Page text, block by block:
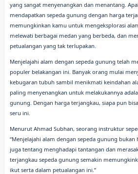
yang sangat menyenangkan dan menantang.
mendapatkan sepeda gunung dengan harga
memungkinkan kamu untuk mengeksplorasi
melewati berbagai medan yang berbeda, dan
petualangan yang tak terlupakan.
Menjelajahi alam dengan sepeda gunung telah
populer belakangan ini. Banyak orang mulai
kebugaran tubuh sambil menikmati keindahan
paling menyenangkan untuk melakukannya
gunung. Dengan harga terjangkau, siapa pun
seru ini.
Menurut Ahmad Subhan, seorang instruktur
“Menjelajahi alam dengan sepeda gunung bukan
juga tentang menghadapi tantangan dan
terjangkau sepeda gunung semakin
ikut serta dalam petualangan ini.”